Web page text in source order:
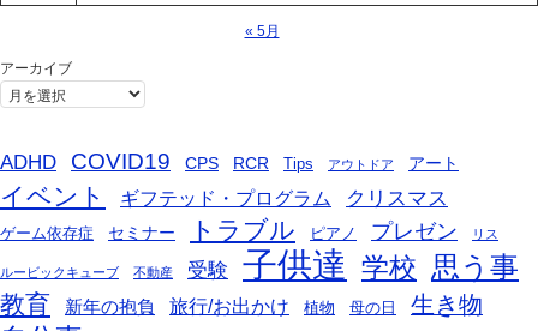
« 5月
アーカイブ
ADHD COVID19 CPS RCR Tips アウトドア アート
イベント ギフテッド・プログラム クリスマス
ゲーム依存症 セミナー トラブル ピアノ プレゼン リス
ルービックキューブ 不動産 受験 子供達 学校 思う事
教育 新年の抱負 旅行/お出かけ 植物 母の日 生き物